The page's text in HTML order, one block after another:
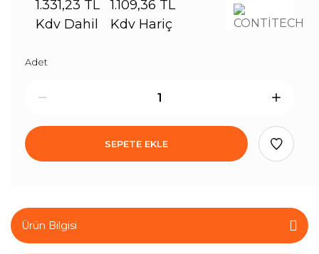
1.331,23 TL
Kdv Dahil
1.109,36 TL
Kdv Hariç
Adet
SEPETE EKLE
Ürün Bilgisi